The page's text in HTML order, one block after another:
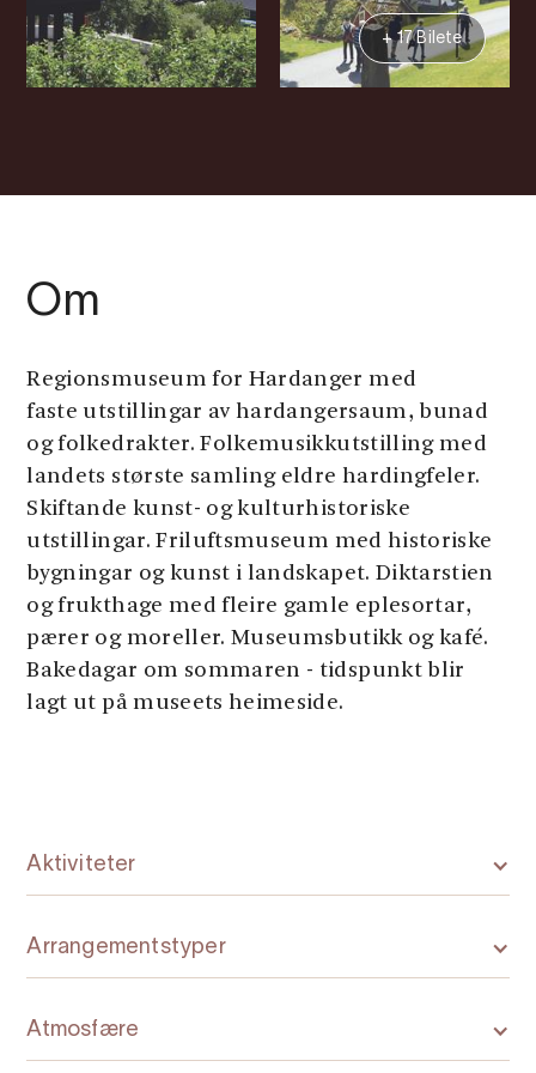
+ 17 Bilete
Om
Regionsmuseum for Hardanger med
faste utstillingar av hardangersaum, bunad
og folkedrakter. Folkemusikkutstilling med
landets største samling eldre hardingfeler.
Skiftande kunst- og kulturhistoriske
utstillingar. Friluftsmuseum med historiske
bygningar og kunst i landskapet. Diktarstien
og frukthage med fleire gamle eplesortar,
pærer og moreller. Museumsbutikk og kafé.
Bakedagar om sommaren - tidspunkt blir
lagt ut på museets heimeside.
Aktiviteter
Arrangementstyper
Atmosfære